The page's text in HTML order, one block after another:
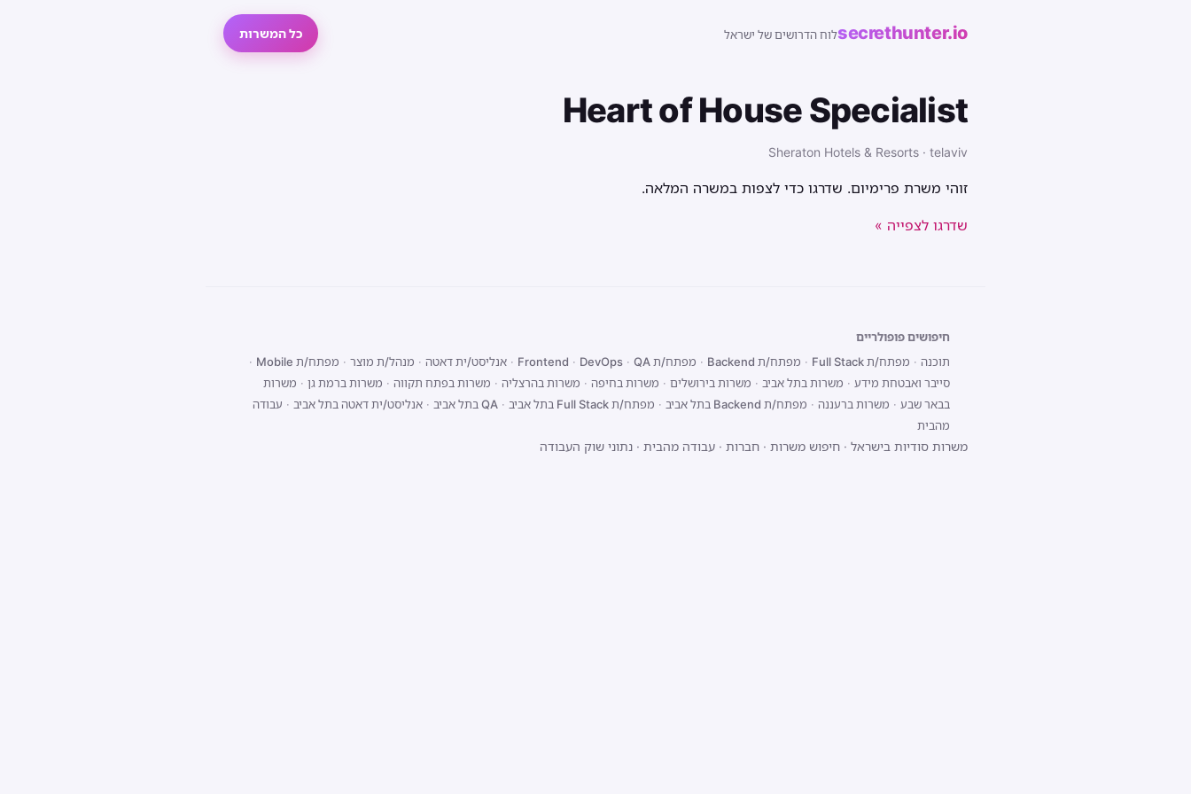
secrethunter.ioלוח הדרושים של ישראל כל המשרות
Heart of House Specialist
Sheraton Hotels & Resorts · telaviv
זוהי משרת פרימיום. שדרגו כדי לצפות במשרה המלאה.
שדרגו לצפייה »
חיפושים פופולריים
תוכנה · מפתח/ת Full Stack · מפתח/ת Backend · מפתח/ת Frontend · DevOps · QA
· אנליסט/ית דאטה · מנהל/ת מוצר · מפתח/ת Mobile
·
סייבר ואבטחת מידע · משרות בתל אביב · משרות בירושלים · משרות בחיפה · משרות בהרצליה · משרות בפתח תקווה · משרות ברמת גן · משרות
בבאר שבע · משרות ברעננה · מפתח/ת Backend בתל אביב · מפתח/ת Full Stack בתל אביב · QA בתל אביב · אנליסט/ית דאטה בתל אביב · עבודה
מהבית
משרות סודיות בישראל · חיפוש משרות · חברות · עבודה מהבית · נתוני שוק העבודה